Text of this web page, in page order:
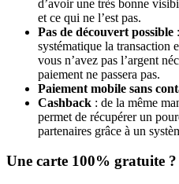
d’avoir une très bonne
et ce qui ne l’est pas.
Pas de découvert possible
systématique la transaction
vous n’avez pas l’argent
paiement ne passera pas.
Paiement mobile sans
Cashback : de la même
permet de récupérer un
partenaires grâce à un
Une carte 100% gratuite ?